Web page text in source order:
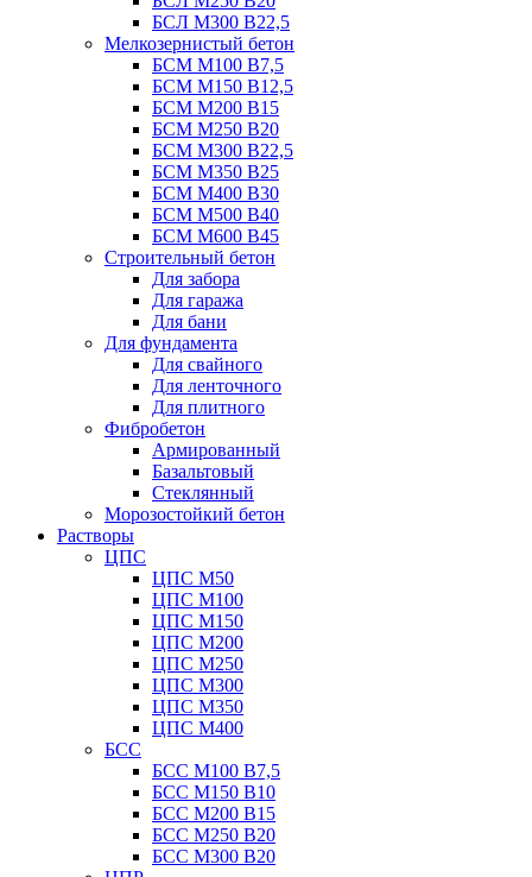
БСЛ М300 В22,5
Мелкозернистый бетон
БСМ М100 B7,5
БСМ М150 B12,5
БСМ М200 B15
БСМ М250 B20
БСМ М300 B22,5
БСМ М350 B25
БСМ М400 B30
БСМ М500 B40
БСМ М600 B45
Строительный бетон
Для забора
Для гаража
Для бани
Для фундамента
Для свайного
Для ленточного
Для плитного
Фибробетон
Армированный
Базальтовый
Стеклянный
Морозостойкий бетон
Растворы
ЦПС
ЦПС М50
ЦПС М100
ЦПС М150
ЦПС М200
ЦПС М250
ЦПС М300
ЦПС М350
ЦПС М400
БСС
БСС М100 B7,5
БСС М150 B10
БСС М200 B15
БСС М250 B20
БСС М300 B20